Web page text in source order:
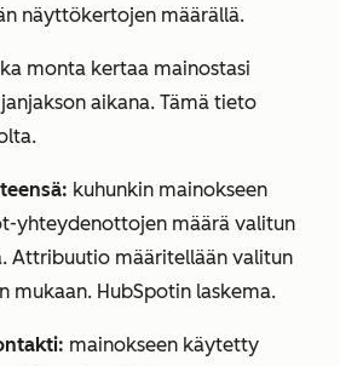
näyttökertojen määrällä.
monta kertaa mainostasi
aikana. Tämä tieto
kuhunkin mainokseen
yhteydenottojen määrä valitun
Attribuutio määritellään valitun
HubSpotin laskema.
mainokseen käytetty